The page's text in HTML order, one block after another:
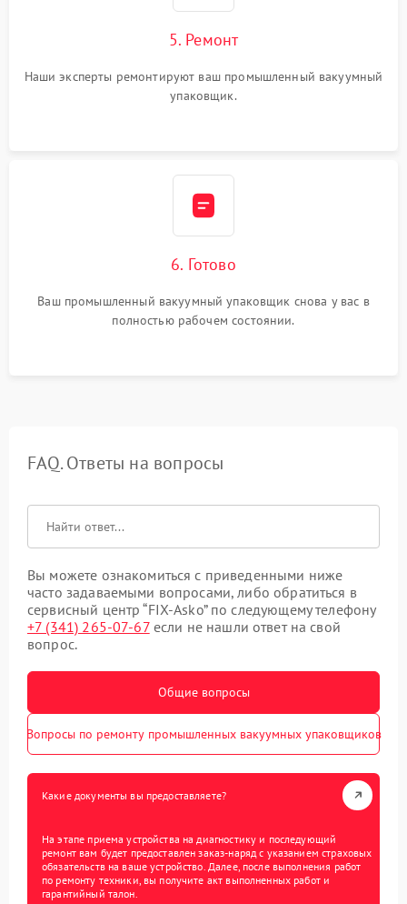
5. Ремонт
Наши эксперты ремонтируют ваш промышленный вакуумный
упаковщик.
6. Готово
Ваш промышленный вакуумный упаковщик снова у вас в
полностью рабочем состоянии.
FAQ. Ответы на вопросы
Вы можете ознакомиться с приведенными ниже
часто задаваемыми вопросами, либо обратиться в
сервисный центр “FIX-Asko” по следующему телефону
+7 (341) 265-07-67если не нашли ответ на свой
вопрос.
Общие вопросы
Вопросы по ремонту промышленных вакуумных упаковщиков
Какие документы вы предоставляете?
На этапе приема устройства на диагностику и последующий
ремонт вам будет предоставлен заказ-наряд с указанием страховых
обязательств на ваше устройство. Далее, после выполнения работ
по ремонту техники, вы получите акт выполненных работ и
гарантийный талон.